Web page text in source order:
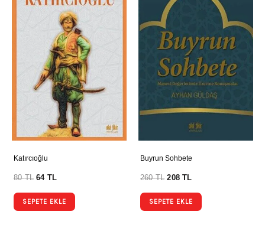
Katırcıoğlu
80TL 64 TL
SEPETE EKLE
Buyrun Sohbete
260TL 208TL
SEPETE EKLE